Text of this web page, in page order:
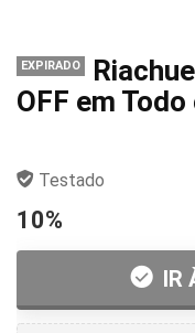
EXPIRADO
OFF em
Testado
10%
IR